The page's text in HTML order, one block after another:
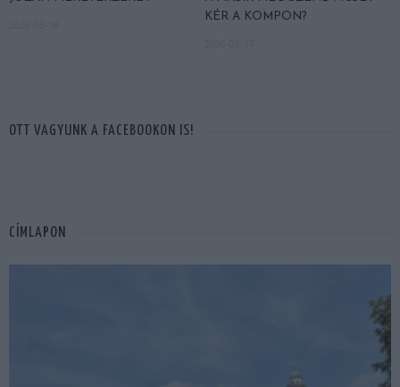
KÉR A KOMPON?
OTT VAGYUNK A FACEBOOKON IS!
CÍMLAPON